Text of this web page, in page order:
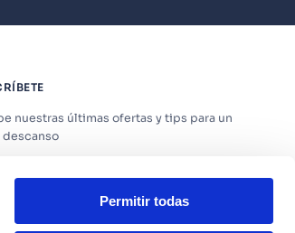
Permitir todas
nuestras últimas ofertas y tips para un
descanso
losTérminos y CondicionesyPolítica